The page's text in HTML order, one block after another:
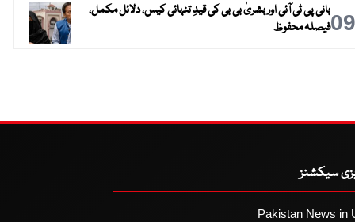
09بانی پی ٹی آئی اور بشریٰ بی بی کی قیدِ تنہائی کیس، دلائل مکمل،
فیصلہ محفوظ
سیکشنز
Pakistan News in